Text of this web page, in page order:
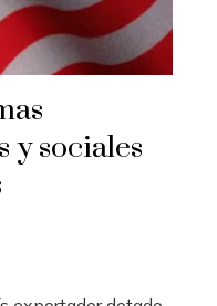
y sociales